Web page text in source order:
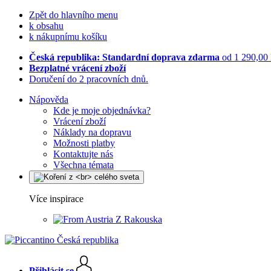
Zpět do hlavního menu
k obsahu
k nákupnímu košíku
Česká republika: Standardní doprava zdarma od 1 290,00
Bezplatné vrácení zboží
Doručení do 2 pracovních dnů.
Nápověda
Kde je moje objednávka?
Vrácení zboží
Náklady na dopravu
Možnosti platby
Kontaktujte nás
Všechna témata
Více inspirace
Z Rakouska